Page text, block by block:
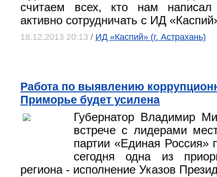
считаем всех, кто нам
активно сотрудничать с ИД
18.12.2013 20:13 / ИД «Каспий» (г. Астрахань)
Работа по выявлению
Приморье будет усилена
Губернатор Владимир
встрече с лидерами
партии «Единая Россия»
сегодня одна из
региона - исполнение Указов